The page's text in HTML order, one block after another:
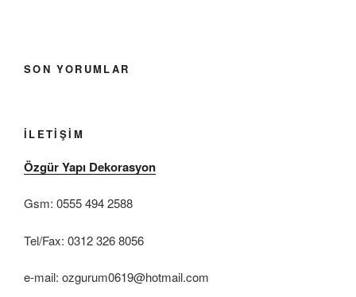
SON YORUMLAR
İLETIŞIM
Özgür Yapı Dekorasyon
Gsm: 0555 494 2588
Tel/Fax: 0312 326 8056
e-mail: ozgurum0619@hotmail.com